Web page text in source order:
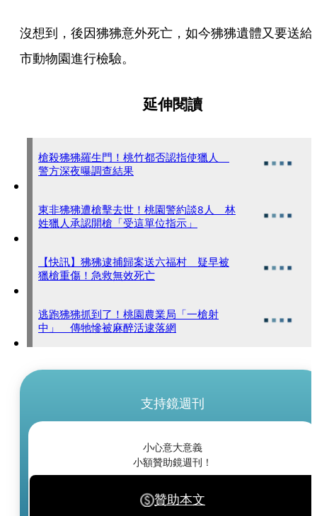
沒想到，後因狒狒意外死亡，如今狒狒遺體又要送給
市動物園進行檢驗。
延伸閱讀
槍殺狒狒羅生門！桃竹都否認指使獵人
警方深夜曝調查結果
東非狒狒遭槍擊去世！桃園警約談8人 林
姓獵人承認開槍「受這單位指示」
【快訊】狒狒逮捕歸案送六福村 疑早被
獵槍重傷！急救無效死亡
逃跑狒狒抓到了！桃園農業局「一槍射
中」 傳牠慘被麻醉活逮落網
支持鏡週刊
小心意大意義
小額贊助鏡週刊！
贊助本文